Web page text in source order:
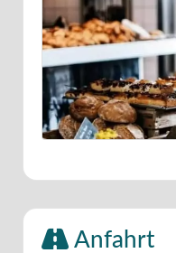
Anfahrt